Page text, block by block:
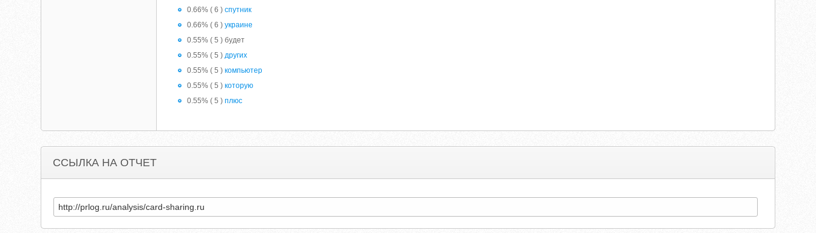
0.66% ( 6 )спутник
0.66% ( 6 )украине
0.55% ( 5 ) будет
0.55% ( 5 )других
0.55% ( 5 )компьютер
0.55% ( 5 )которую
0.55% ( 5 )плюс
ССЫЛКА НА ОТЧЕТ